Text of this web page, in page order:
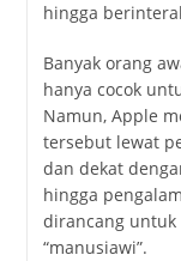
hingga
Banyak orang
hanya cocok
Namun, Apple
tersebut lewat
dan dekat
hingga
dirancang
“manusiawi”.